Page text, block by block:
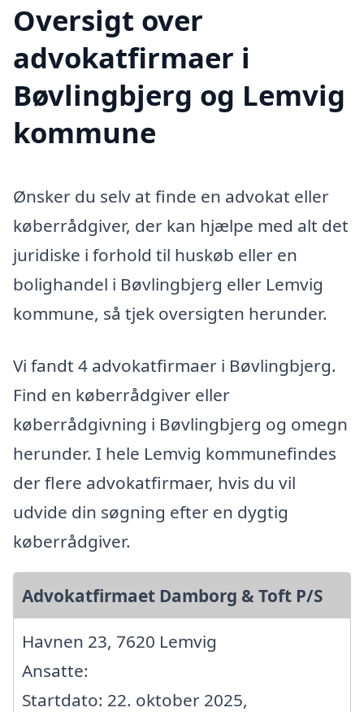
Oversigt over
advokatfirmaer i
Bøvlingbjerg og Lemvig
kommune
Ønsker du selv at finde en advokat eller
køberrådgiver, der kan hjælpe med alt det
juridiske i forhold til huskøb eller en
bolighandel i Bøvlingbjerg eller Lemvig
kommune, så tjek oversigten herunder.
Vi fandt 4 advokatfirmaer i Bøvlingbjerg.
Find en køberrådgiver eller
køberrådgivning i Bøvlingbjerg og omegn
herunder. I hele Lemvig kommunefindes
der flere advokatfirmaer, hvis du vil
udvide din søgning efter en dygtig
køberrådgiver.
Advokatfirmaet Damborg & Toft P/S
Havnen 23, 7620 Lemvig
Ansatte:
Startdato: 22. oktober 2025,